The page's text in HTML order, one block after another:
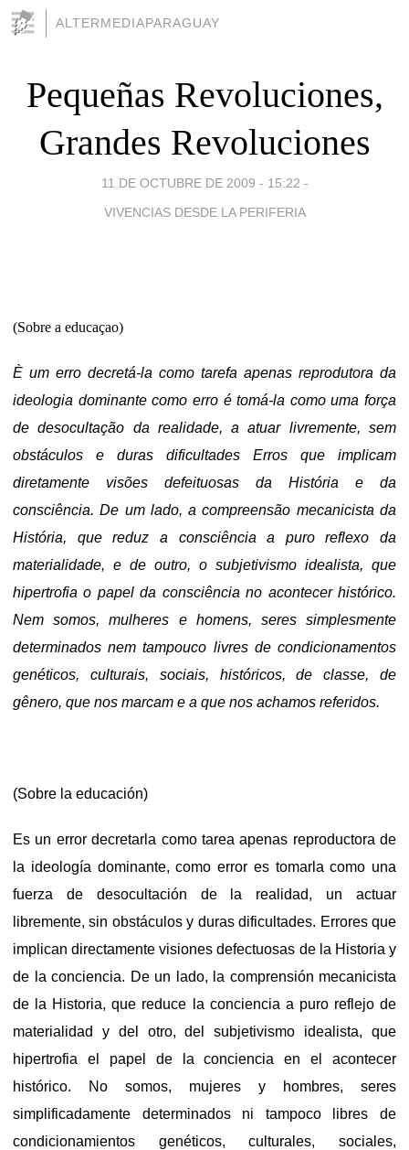
ALTERMEDIAPARAGUAY
Pequeñas Revoluciones,
Grandes Revoluciones
11 DE OCTUBRE DE 2009 - 15:22 -
VIVENCIAS DESDE LA PERIFERIA
(Sobre a educaçao)
È um erro decretá-la como tarefa apenas reprodutora da
ideologia dominante como erro é tomá-la como uma força
de desocultação da realidade, a atuar livremente, sem
obstáculos e duras dificultades
Erros que implicam
diretamente visões defeituosas da História e da
consciência. De um lado, a compreensão mecanicista da
História, que reduz a consciência a puro reflexo da
materialidade, e de outro, o subjetivismo idealista, que
hipertrofia o papel da consciência no acontecer histórico.
Nem somos, mulheres e homens, seres simplesmente
determinados nem tampouco livres de condicionamentos
genéticos, culturais, sociais, históricos, de classe, de
gênero, que nos marcam e a que nos achamos referidos.
(Sobre la educación)
Es un error decretarla como tarea apenas reproductora de
la ideología dominante, como error es tomarla como una
fuerza de desocultación de la realidad, un actuar
libremente, sin obstáculos y duras dificultades. Errores que
implican directamente visiones defectuosas de la Historia y
de la conciencia. De un lado, la comprensión mecanicista
de la Historia, que reduce la conciencia a puro reflejo de
materialidad y del otro, del subjetivismo idealista, que
hipertrofia el papel de la conciencia en el acontecer
histórico. No somos, mujeres y hombres, seres
simplificadamente determinados ni tampoco libres de
condicionamientos genéticos, culturales, sociales,